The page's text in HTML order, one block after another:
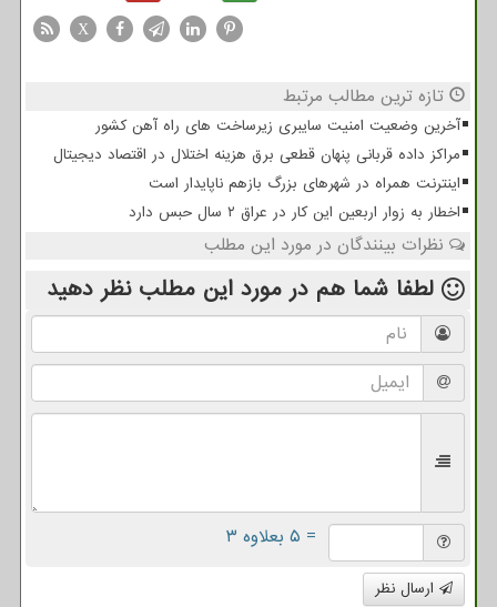
X
تازه ترین مطالب مرتبط
آخرین وضعیت امنیت سایبری زیرساخت های راه آهن کشور
مراکز داده قربانی پنهان قطعی برق هزینه اختلال در اقتصاد دیجیتال
اینترنت همراه در شهرهای بزرگ بازهم ناپایدار است
اخطار به زوار اربعین این کار در عراق ۲ سال حبس دارد
نظرات بینندگان در مورد این مطلب
لطفا شما هم در مورد این مطلب نظر دهید
= ۵ بعلاوه ۳
ارسال نظر